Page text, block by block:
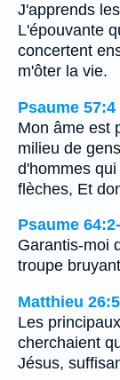
J'apprends
L'épouvante
concertent
m'ôter la vie.
Psaume 57:4
Mon âme est
milieu de
d'hommes
flèches, Et
Psaume
Garantis-moi
troupe
Matthieu
Les
cherchaient
Jésus,